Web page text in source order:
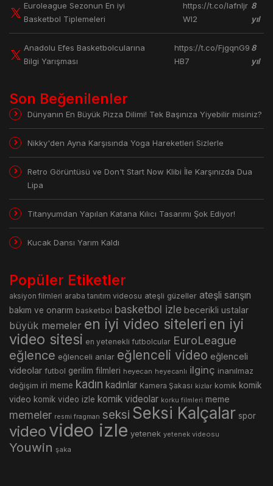
Euroleague Sezonun En iyi
Basketbol Tiplemeleri
https://t.co/lafnljr
Wl2
8
yıl
Anadolu Efes Basketbolcularına
Bilgi Yarışması
https://t.co/FjgqnG9
HB7
8
yıl
Son Beğenilenler
Dünyanın En Büyük Pizza Dilimi! Tek Başınıza Yiyebilir misiniz?
Nikky'den Ayna Karşısında Yoga Hareketleri Sizlerle
Retro Görüntüsü ve Don't Start Now Klibi İle Karşınızda Dua
Lipa
Titanyumdan Yapılan Katana Kılıcı Tasarımı Şok Ediyor!
Kucak Dansı Yarım Kaldı
Popüler Etiketler
aksiyon filmleri araba tanıtım videosu ateşli güzeller ateşli sarışın
bakım ve onarım basketbol basketbol izle becerikli ustalar
büyük memeler en iyi video siteleri en iyi
video sitesi en yetenekli futbolcular EuroLeague
eğlence eğlenceli anlar eğlenceli video eğlenceli
videolar futbol gerilim filmleri heyecan heyecanlı ilginç inanılmaz
değişim iri meme kadın kadınlar Kamera Şakası kizlar komik komik
video komik video izle komik videolar korku filmleri meme
memeler resmi fragman seksi Seksi Kalçalar spor
video video izle yetenek yetenek videosu
Youwin şaka